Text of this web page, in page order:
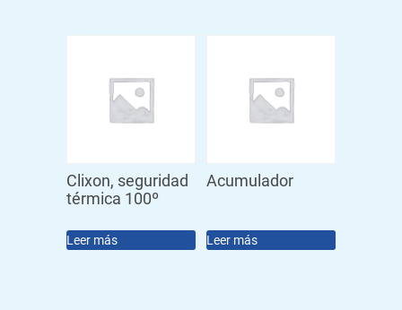
Clixon, seguridad
térmica 100º
Leer más
Acumulador
Leer más